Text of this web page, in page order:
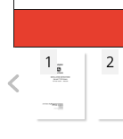
1
2